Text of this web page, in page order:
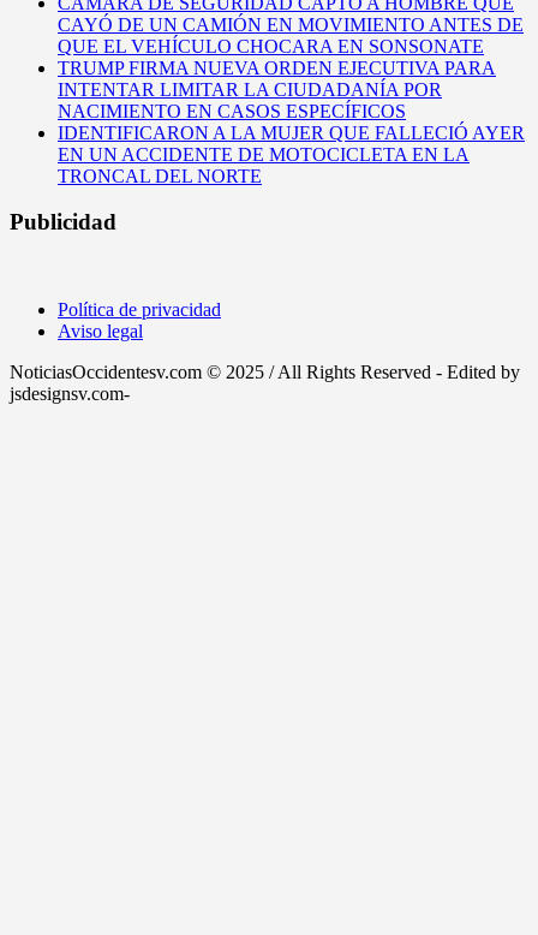
CAYÓ DE UN CAMIÓN EN MOVIMIENTO ANTES DE
QUE EL VEHÍCULO CHOCARA EN SONSONATE
TRUMP FIRMA NUEVA ORDEN EJECUTIVA PARA
INTENTAR LIMITAR LA CIUDADANÍA POR
NACIMIENTO EN CASOS ESPECÍFICOS
IDENTIFICARON A LA MUJER QUE FALLECIÓ AYER
EN UN ACCIDENTE DE MOTOCICLETA EN LA
TRONCAL DEL NORTE
Publicidad
Política de privacidad
Aviso legal
NoticiasOccidentesv.com © 2025 / All Rights Reserved - Edited by
jsdesignsv.com-